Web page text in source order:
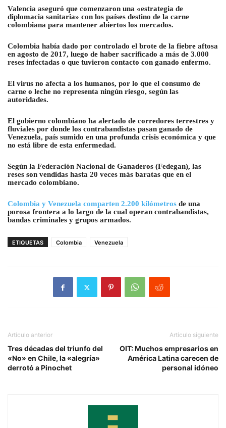
Valencia aseguró que comenzaron una «estrategia de
diplomacia sanitaria» con los países destino de la carne
colombiana para mantener abiertos los mercados.
Colombia había dado por controlado el brote de la fiebre aftosa
en agosto de 2017, luego de haber sacrificado a más de 3.000
reses infectadas o que tuvieron contacto con ganado enfermo.
El virus no afecta a los humanos, por lo que el consumo de
carne o leche no representa ningún riesgo, según las
autoridades.
El gobierno colombiano ha alertado de corredores terrestres y
fluviales por donde los contrabandistas pasan ganado de
Venezuela, país sumido en una profunda crisis económica y que
no está libre de esta enfermedad.
Según la Federación Nacional de Ganaderos (Fedegan), las
reses son vendidas hasta 20 veces más baratas que en el
mercado colombiano.
Colombia y Venezuela comparten 2.200 kilómetros de una
porosa frontera a lo largo de la cual operan contrabandistas,
bandas criminales y grupos armados.
ETIQUETAS Colombia Venezuela
Artículo anterior
Tres décadas del triunfo del
«No» en Chile, la «alegría»
derrotó a Pinochet
Artículo siguiente
OIT: Muchos empresarios en
América Latina carecen de
personal idóneo